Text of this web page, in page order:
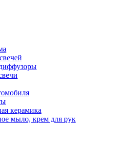
керамика
мыло, крем для рук